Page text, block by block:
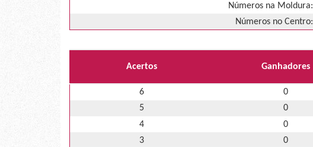
Números na Moldura:
Números no Centro:
Acertos Ganhadores
6 0
5
0
4
0
3
0